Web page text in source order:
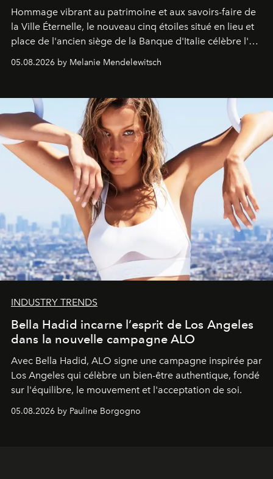
Hommage vibrant au patrimoine et aux savoirs-faire de
la Ville Éternelle, le nouveau cinq étoiles situé en lieu et
place de l'ancien siège de la Banque d'Italie célèbre l'art
05.08.2026 by Melanie Mendelewitsch
INDUSTRY TRENDS
Bella Hadid incarne l’esprit de Los Angeles
dans la nouvelle campagne ALO
Avec Bella Hadid, ALO signe une campagne inspirée par
Los Angeles qui célèbre un bien-être authentique, fondé
sur l'équilibre, le mouvement et l'acceptation de soi.
05.08.2026 by Pauline Borgogno